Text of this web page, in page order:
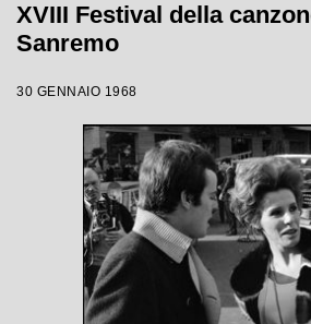
XVIII Festival della
Sanremo
30 GENNAIO 1968